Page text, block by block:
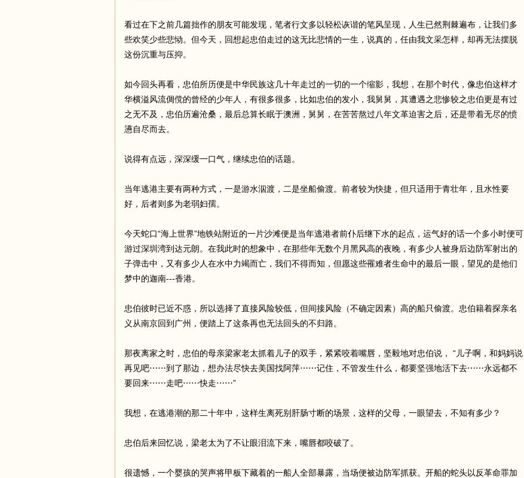
看过在下之前几篇拙作的朋友可能发现，笔者行文多以轻松诙谐的笔风呈现，人生已然荆棘遍布，让我们多
些欢笑少些悲恸。但今天，回想起忠伯走过的这无比悲情的一生，说真的，任由我文采怎样，却再无法摆脱
这份沉重与压抑。
如今回头再看，忠伯所历便是中华民族这几十年走过的一切的一个缩影，我想，在那个时代，像忠伯这样才
华横溢风流倜傥的曾经的少年人，有很多很多，比如忠伯的发小，我舅舅，其遭遇之悲惨较之忠伯更是有过
之无不及，忠伯历遍沧桑，最后总算长眠于澳洲，舅舅，在苦苦熬过八年文革迫害之后，还是带着无尽的愤
懑自尽而去。
说得有点远，深深缓一口气，继续忠伯的话题。
当年逃港主要有两种方式，一是游水泅渡，二是坐船偷渡。前者较为快捷，但只适用于青壮年，且水性要
好，后者则多为老弱妇孺。
今天蛇口“海上世界”地铁站附近的一片沙滩便是当年逃港者前仆后继下水的起点，运气好的话一个多小时便可
游过深圳湾到达元朗。在我此时的想象中，在那些年无数个月黑风高的夜晚，有多少人被身后边防军射出的
子弹击中，又有多少人在水中力竭而亡，我们不得而知，但愿这些罹难者生命中的最后一眼，望见的是他们
梦中的迦南---香港。
忠伯彼时已近不惑，所以选择了直接风险较低，但间接风险（不确定因素）高的船只偷渡。忠伯籍着探亲名
义从南京回到广州，便踏上了这条再也无法回头的不归路。
那夜离家之时，忠伯的母亲梁家老太抓着儿子的双手，紧紧咬着嘴唇，坚毅地对忠伯说， “儿子啊，和妈妈说
再见吧⋯⋯到了那边，想办法尽快去美国找阿萍⋯⋯记住，不管发生什么，都要坚强地活下去⋯⋯永远都不
要回来⋯⋯走吧⋯⋯快走⋯⋯”
我想，在逃港潮的那二十年中，这样生离死别肝肠寸断的场景，这样的父母，一眼望去，不知有多少？
忠伯后来回忆说，梁老太为了不让眼泪流下来，嘴唇都咬破了。
很遗憾，一个婴孩的哭声将甲板下藏着的一船人全部暴露，当场便被边防军抓获。开船的蛇头以反革命罪加